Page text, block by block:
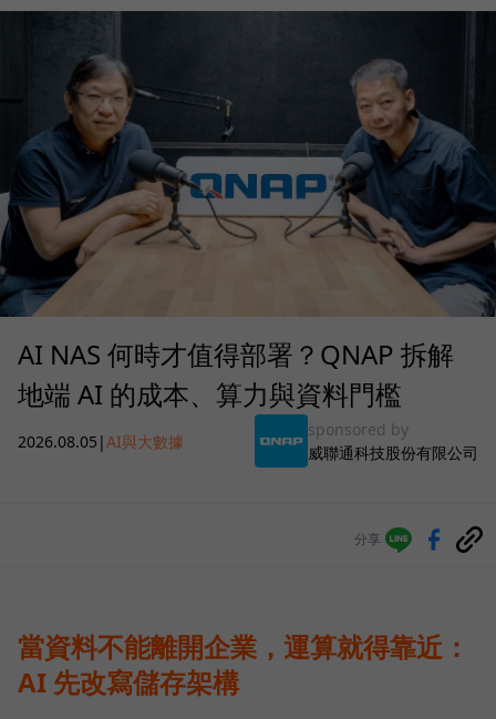
AI NAS 何時才值得部署？QNAP 拆解
地端 AI 的成本、算力與資料門檻
2026.08.05 |AI與大數據
sponsored by
威聯通科技股份有限公司
分享
當資料不能離開企業，運算就得靠近：
AI 先改寫儲存架構